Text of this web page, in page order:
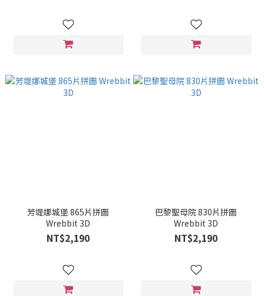
芳堤娜城堡 865片拼圖
Wrebbit 3D
NT$2,190
巴黎聖母院 830片拼圖
Wrebbit 3D
NT$2,190